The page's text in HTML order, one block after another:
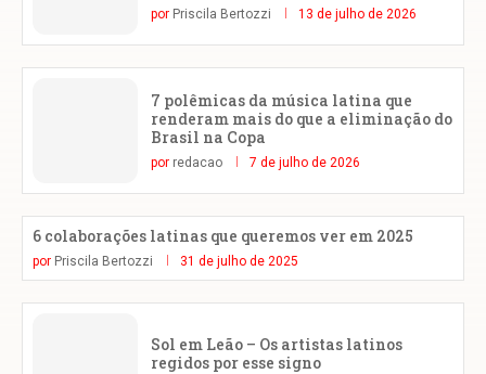
por Priscila Bertozzi 13 de julho de 2026
7 polêmicas da música latina que
renderam mais do que a eliminação do
Brasil na Copa
por redacao 7 de julho de 2026
6 colaborações latinas que queremos ver em 2025
por Priscila Bertozzi 31 de julho de 2025
Sol em Leão – Os artistas latinos
regidos por esse signo